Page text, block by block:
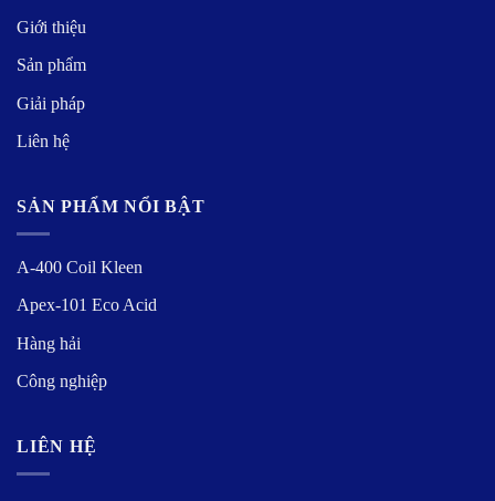
Giới thiệu
Sản phẩm
Giải pháp
Liên hệ
SẢN PHẨM NỔI BẬT
A-400 Coil Kleen
Apex-101 Eco Acid
Hàng hải
Công nghiệp
LIÊN HỆ